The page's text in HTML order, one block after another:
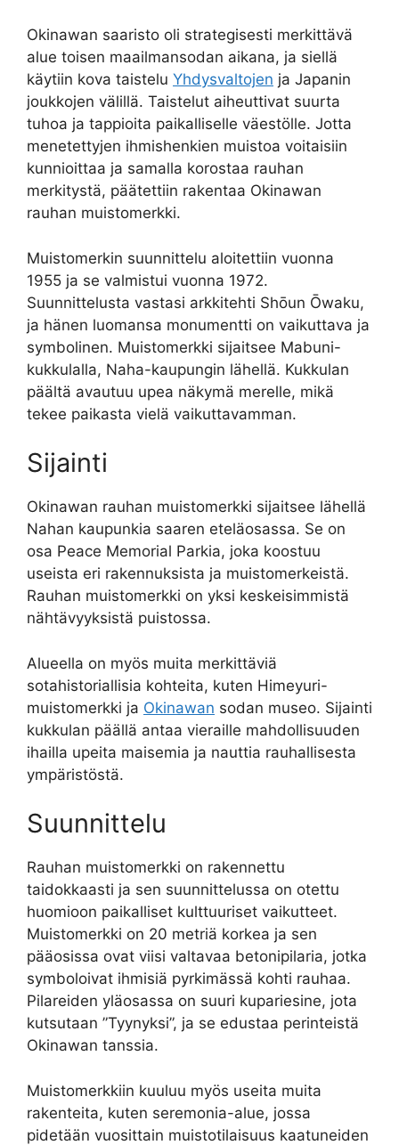
Okinawan saaristo oli strategisesti merkittävä
alue toisen maailmansodan aikana, ja siellä
käytiin kova taistelu Yhdysvaltojen ja Japanin
joukkojen välillä. Taistelut aiheuttivat suurta
tuhoa ja tappioita paikalliselle väestölle. Jotta
menetettyjen ihmishenkien muistoa voitaisiin
kunnioittaa ja samalla korostaa rauhan
merkitystä, päätettiin rakentaa Okinawan
rauhan muistomerkki.
Muistomerkin suunnittelu aloitettiin vuonna
1955 ja se valmistui vuonna 1972.
Suunnittelusta vastasi arkkitehti Shōun Ōwaku,
ja hänen luomansa monumentti on vaikuttava ja
symbolinen. Muistomerkki sijaitsee Mabuni-
kukkulalla, Naha-kaupungin lähellä. Kukkulan
päältä avautuu upea näkymä merelle, mikä
tekee paikasta vielä vaikuttavamman.
Sijainti
Okinawan rauhan muistomerkki sijaitsee lähellä
Nahan kaupunkia saaren eteläosassa. Se on
osa Peace Memorial Parkia, joka koostuu
useista eri rakennuksista ja muistomerkeistä.
Rauhan muistomerkki on yksi keskeisimmistä
nähtävyyksistä puistossa.
Alueella on myös muita merkittäviä
sotahistoriallisia kohteita, kuten Himeyuri-
muistomerkki ja Okinawan sodan museo. Sijainti
kukkulan päällä antaa vieraille mahdollisuuden
ihailla upeita maisemia ja nauttia rauhallisesta
ympäristöstä.
Suunnittelu
Rauhan muistomerkki on rakennettu
taidokkaasti ja sen suunnittelussa on otettu
huomioon paikalliset kulttuuriset vaikutteet.
Muistomerkki on 20 metriä korkea ja sen
pääosissa ovat viisi valtavaa betonipilaria, jotka
symboloivat ihmisiä pyrkimässä kohti rauhaa.
Pilareiden yläosassa on suuri kupariesine, jota
kutsutaan ”Tyynyksi”, ja se edustaa perinteistä
Okinawan tanssia.
Muistomerkkiin kuuluu myös useita muita
rakenteita, kuten seremonia-alue, jossa
pidetään vuosittain muistotilaisuus kaatuneiden